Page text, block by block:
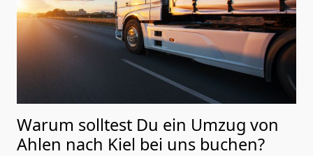
Warum solltest Du ein Umzug von
Ahlen nach Kiel bei uns buchen?